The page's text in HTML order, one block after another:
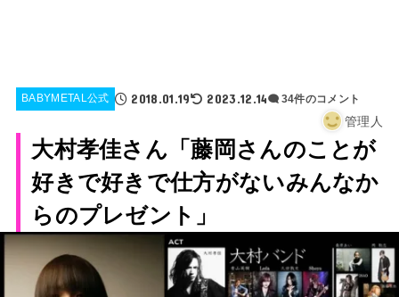
BABYMETAL公式 2018.01.19 2023.12.14 34件のコメント
管理人
大村孝佳さん「藤岡さんのことが
好きで好きで仕方がないみんなか
らのプレゼント」